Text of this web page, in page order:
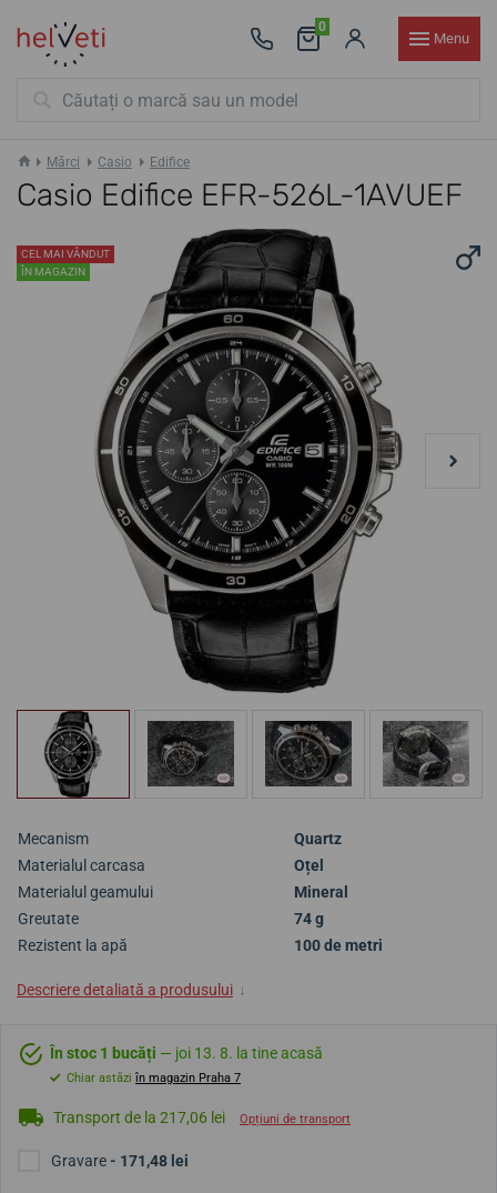
0
Menu
Mărci Casio Edifice
Casio Edifice EFR-526L-1AVUEF
CEL MAI VÂNDUT
ÎN MAGAZIN
Mecanism
Quartz
Materialul carcasa
Oțel
Materialul geamului
Mineral
Greutate
74 g
Rezistent la apă
100 de metri
Descriere detaliată a produsului ↓
În stoc 1 bucăți — joi 13. 8. la tine acasă
Chiar astăzi în magazin Praha 7
Transport de la 217,06 lei Opțiuni de transport
Gravare- 171,48 lei